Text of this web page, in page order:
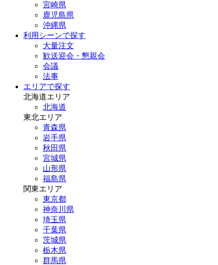
宮崎県
鹿児島県
沖縄県
利用シーンで探す
大量注文
歓送迎会・懇親会
会議
法事
エリアで探す
北海道エリア
北海道
東北エリア
青森県
岩手県
秋田県
宮城県
山形県
福島県
関東エリア
東京都
神奈川県
埼玉県
千葉県
茨城県
栃木県
群馬県